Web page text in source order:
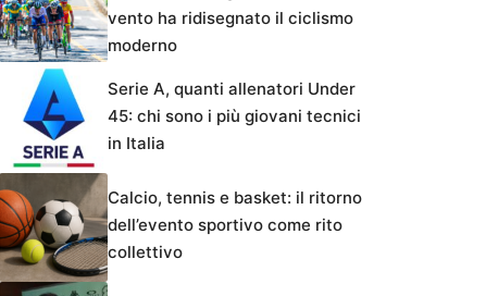
vento ha ridisegnato il ciclismo
moderno
Serie A, quanti allenatori Under
45: chi sono i più giovani tecnici
in Italia
Calcio, tennis e basket: il ritorno
dell’evento sportivo come rito
collettivo